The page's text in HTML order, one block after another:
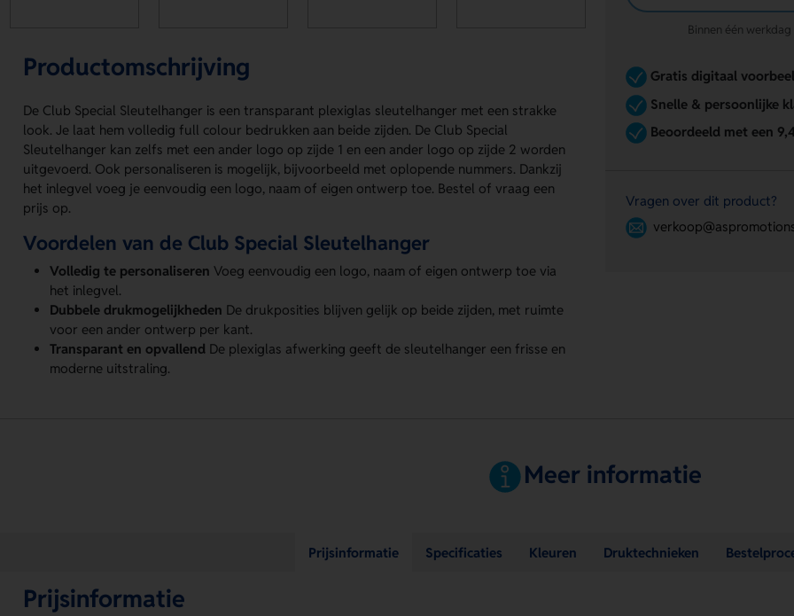
Productomschrijving
De Club Special Sleutelhanger is een transparant plexiglas sleutelhanger met een strakke
look. Je laat hem volledig full colour bedrukken aan beide zijden. De Club Special
Sleutelhanger kan zelfs met een ander logo op zijde 1 en een ander logo op zijde 2 worden
uitgevoerd. Ook personaliseren is mogelijk, bijvoorbeeld met oplopende nummers. Dankzij
het inlegvel voeg je eenvoudig een logo, naam of eigen ontwerp toe. Bestel of vraag een
prijs op.
Voordelen van de Club Special Sleutelhanger
Volledig te personaliseren Voeg eenvoudig een logo, naam of eigen ontwerp toe via
het inlegvel.
Dubbele drukmogelijkheden De drukposities blijven gelijk op beide zijden, met ruimte
voor een ander ontwerp per kant.
Transparant en opvallend De plexiglas afwerking geeft de sleutelhanger een frisse en
moderne uitstraling.
Binnen één
Gratis digitaal
Snelle & persoonlijke
Beoordeeld met een
Vragen over dit product?
Meer informatie
Prijsinformatie Specificaties Kleuren Druktechnieken
Prijsinformatie